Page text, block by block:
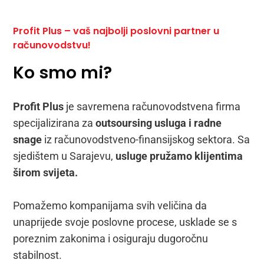
Profit Plus – vaš najbolji poslovni partner u
računovodstvu!
Ko smo mi?
Profit Plus je savremena računovodstvena firma
specijalizirana za outsoursing usluga i radne
snage iz računovodstveno-finansijskog sektora. Sa
sjedištem u Sarajevu, usluge pružamo klijentima
širom svijeta.
Pomažemo kompanijama svih veličina da
unaprijede svoje poslovne procese, usklade se s
poreznim zakonima i osiguraju dugoročnu
stabilnost.